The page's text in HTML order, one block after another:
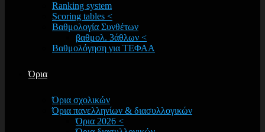
Ranking system
Scoring tables <
Βαθμολογία Συνθέτων
βαθμολ. 3άθλων <
Βαθμολόγηση για ΤΕΦΑΑ
Όρια
Όρια σχολικών
Όρια πανελληνίων & διασυλλογικών
Όρια 2026 <